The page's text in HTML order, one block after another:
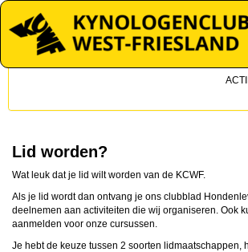
Lid worden?
Wat leuk dat je lid wilt worden van de KCWF.
Als je lid wordt dan ontvang je ons clubblad
deelnemen aan activiteiten die wij organiseren. Ook
aanmelden voor onze cursussen.
Je hebt de keuze tussen 2 soorten lidmaatschappen,